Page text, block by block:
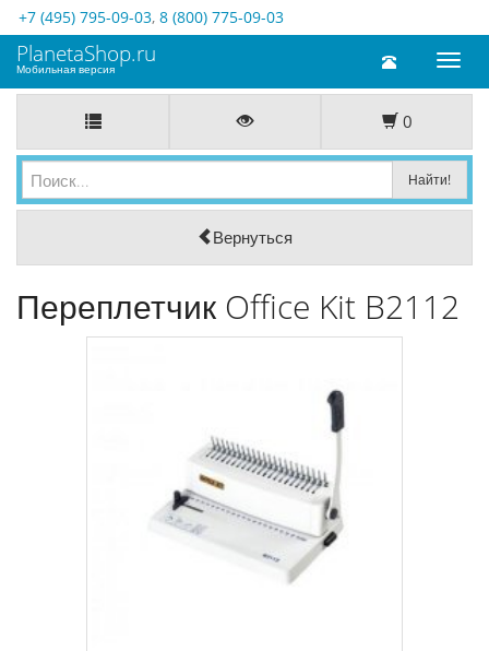
+7 (495) 795-09-03, 8 (800) 775-09-03
Toggle
PlanetaShop.ru
Мобильная версия
0
Вернуться
Переплетчик Office Kit B2112